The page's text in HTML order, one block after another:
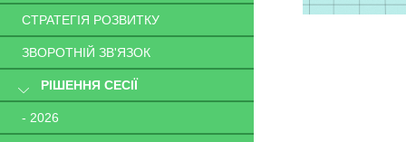
СТРАТЕГІЯ РОЗВИТКУ
ЗВОРОТНІЙ ЗВ'ЯЗОК
РІШЕННЯ СЕСІЇ
- 2026